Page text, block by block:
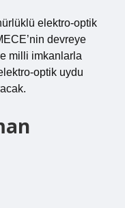
elektro-optik
devreye
milli imkanlarla
optik uydu